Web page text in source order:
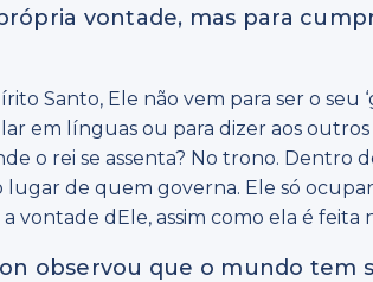
vontade, mas para
Santo, Ele não vem para ser o seu
em línguas ou para dizer aos
o rei se assenta? No trono. Dentro
de quem governa. Ele só
vontade dEle, assim como ela é feita
observou que o mundo tem